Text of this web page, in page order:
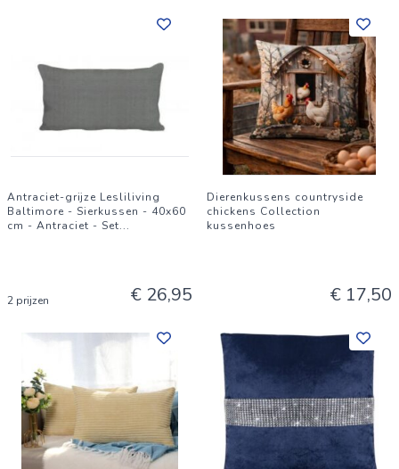
Antraciet-grijze Lesliliving
Baltimore - Sierkussen - 40x60
cm - Antraciet - Set...
2 prijzen € 26,95
Dierenkussens countryside
chickens Collection
kussenhoes
€ 17,50